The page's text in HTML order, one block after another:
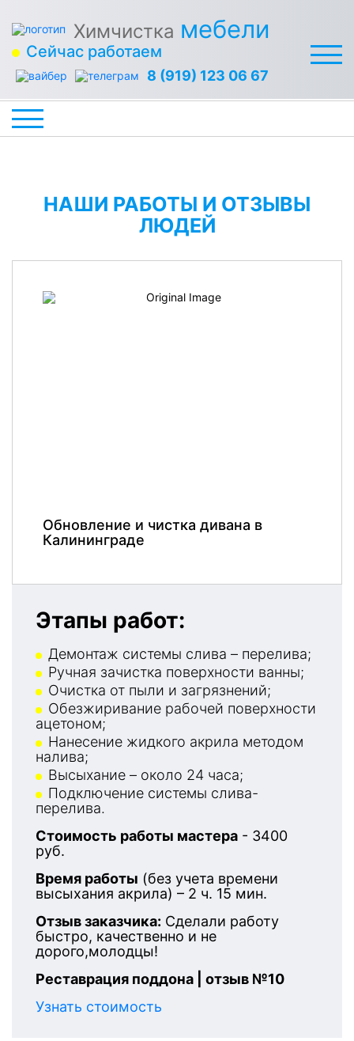
Химчистка мебели
Сейчас работаем
8 (919) 123 06 67
НАШИ РАБОТЫ И ОТЗЫВЫ
ЛЮДЕЙ
Обновление и чистка дивана в
Калининграде
Этапы работ:
Демонтаж системы слива – перелива;
Ручная зачистка поверхности ванны;
Очистка от пыли и загрязнений;
Обезжиривание рабочей поверхности
ацетоном;
Нанесение жидкого акрила методом
налива;
Высыхание – около 24 часа;
Подключение системы слива-
перелива.
Стоимость работы мастера - 3400
руб.
Время работы (без учета времени
высыхания акрила) – 2 ч. 15 мин.
Отзыв заказчика: Сделали работу
быстро, качественно и не
дорого,молодцы!
Реставрация поддона | отзыв №10
Узнать стоимость